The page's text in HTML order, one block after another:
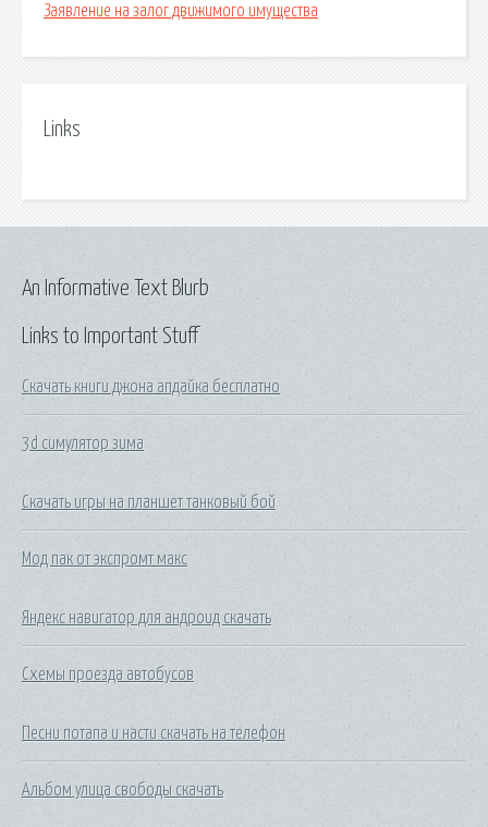
Заявление на залог движимого имущества
Links
Links to Important Stuff
Скачать книги джона апдайка бесплатно
3d симулятор зима
Скачать игры на планшет танковый бой
Мод пак от экспромт макс
Яндекс навигатор для андроид скачать
Схемы проезда автобусов
Песни потапа и насти скачать на телефон
Альбом улица свободы скачать
An Informative Text Blurb